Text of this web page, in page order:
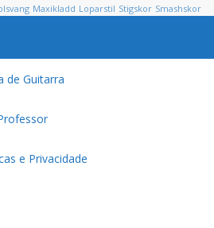
Maxikladd Loparstil Stigskor Smashskor
de Guitarra
e Privacidade